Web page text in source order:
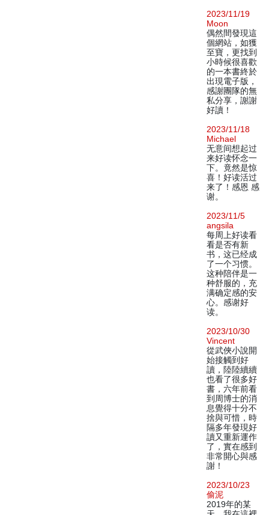
2023/11/19
Moon
偶然間發現這
個網站，如獲
至寶，更找到
小時候很喜歡
的一本書終於
出現電子版，
感謝團隊的無
私分享，謝謝
好讀！
2023/11/18
Michael
无意间想起过
来好读怀念一
下。竟然是惊
喜！好读活过
来了！感恩 感
谢。
2023/11/5
angsila
每周上好读看
看是否有新
书，这已经成
了一个习惯。
这种陪伴是一
种舒服的，充
满确定感的安
心。感谢好
读。
2023/10/30
Vincent
從武俠小說開
始接觸到好
讀，陸陸續續
也看了很多好
書，六年前看
到周博士的消
息覺得十分不
捨與可惜，時
隔多年發現好
讀又重新運作
了，實在感到
非常開心與感
謝！
2023/10/23
偷泥
2019年的某